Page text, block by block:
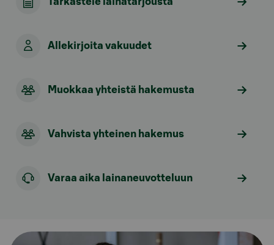
Allekirjoita vakuudet
Muokkaa yhteistä hakemusta
Vahvista yhteinen hakemus
Varaa aika lainaneuvotteluun